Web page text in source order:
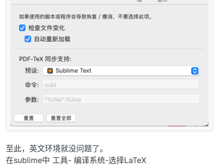
至此，英文环境就没问题了。
在sublime中 工具- 编译系统-选择LaTeX